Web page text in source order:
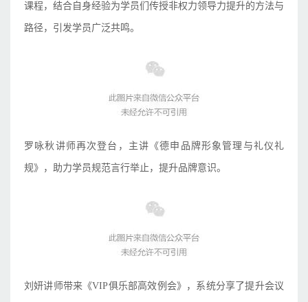
课程，结合自身经验为学员们传授非权力领导力提升的方法与
路径，引发学员广泛共鸣。
罗咏秋讲师再次登台，主讲《德申品牌形象管理与礼仪礼
规》，助力学员规范言行举止，提升品牌意识。
刘妍讲师带来《VIP俱乐部高效例会》，系统分享了提升会议